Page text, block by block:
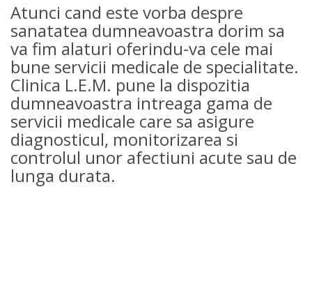
Atunci cand este vorba despre
sanatatea dumneavoastra dorim sa
va fim alaturi oferindu-va cele mai
bune servicii medicale de specialitate.
Clinica L.E.M. pune la dispozitia
dumneavoastra intreaga gama de
servicii medicale care sa asigure
diagnosticul, monitorizarea si
controlul unor afectiuni acute sau de
lunga durata.